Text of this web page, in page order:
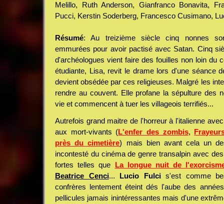
Melillo, Ruth Anderson, Gianfranco Bonavita,
Pucci, Kerstin Soderberg, Francesco Cusimano,
Résumé: Au treizième siècle cinq nonnes
emmurées pour avoir pactisé avec Satan. Cinq
d'archéologues vient faire des fouilles non loin du
étudiante, Lisa, revit le drame lors d'une séance
devient obsédée par ces religieuses. Malgré les
rendre au couvent. Elle profane la sépulture des
vie et commencent à tuer les villageois terrifiés...
Autrefois grand maitre de l'horreur à l'italienne
aux mort-vivants (L'enfer des zombis,
près du cimetière) mais bien avant cela un
incontesté du cinéma de genre transalpin avec
fortes telles que La longue nuit de
Beatrice Cenci... Lucio Fulcis'est comme
confrères lentement éteint dés l'aube des
pellicules jamais inintéressantes mais d'une